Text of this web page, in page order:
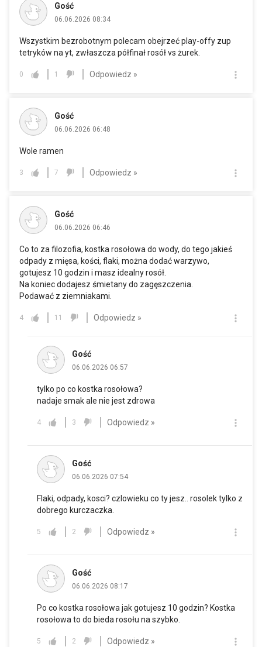
Gość
06.06.2026 08:34
Wszystkim bezrobotnym polecam obejrzeć play-offy zup
tetryków na yt, zwłaszcza półfinał rosół vs żurek.
0 1 Odpowiedz »
Gość
06.06.2026 06:48
Wole ramen
3 7 Odpowiedz »
Gość
06.06.2026 06:46
Co to za filozofia, kostka rosołowa do wody, do tego jakieś
odpady z mięsa, kości, flaki, można dodać warzywo,
gotujesz 10 godzin i masz idealny rosół.
Na koniec dodajesz śmietany do zagęszczenia.
Podawać z ziemniakami.
4 11 Odpowiedz »
Gość
06.06.2026 06:57
tylko po co kostka rosołowa?
nadaje smak ale nie jest zdrowa
4 3 Odpowiedz »
Gość
06.06.2026 07:54
Flaki, odpady, kosci? czlowieku co ty jesz.. rosolek tylko z
dobrego kurczaczka.
5 2 Odpowiedz »
Gość
06.06.2026 08:17
Po co kostka rosołowa jak gotujesz 10 godzin? Kostka
rosołowa to do bieda rosołu na szybko.
5 2 Odpowiedz »